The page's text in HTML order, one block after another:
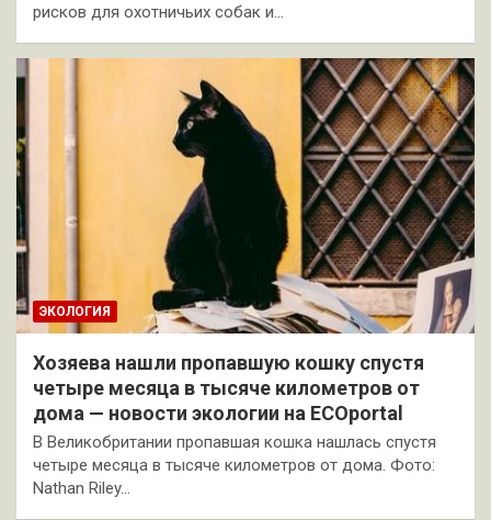
рисков для охотничьих собак и…
ЭКОЛОГИЯ
Хозяева нашли пропавшую кошку спустя
четыре месяца в тысяче километров от
дома — новости экологии на ECOportal
В Великобритании пропавшая кошка нашлась спустя
четыре месяца в тысяче километров от дома. Фото:
Nathan Riley…